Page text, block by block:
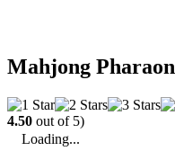
Mahjong Pharaon
4.50 out of 5)
Loading...